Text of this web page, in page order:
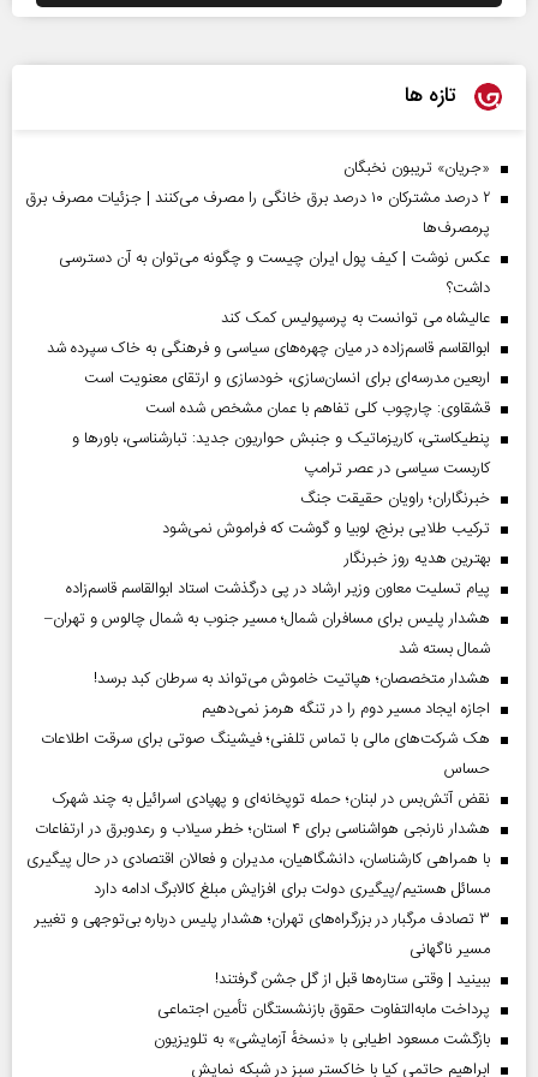
تازه ها
«جریان» تریبون نخبگان
۲ درصد مشترکان ۱۰ درصد برق خانگی را مصرف می‌کنند | جزئیات مصرف برق
پرمصرف‌ها
عکس نوشت | کیف پول ایران چیست و چگونه می‌توان به آن دسترسی
داشت؟
عالیشاه می توانست به پرسپولیس کمک کند
ابوالقاسم قاسم‌زاده در میان چهره‌های سیاسی و فرهنگی به خاک سپرده شد
اربعین مدرسه‌ای برای انسان‌سازی، خودسازی و ارتقای معنویت است
قشقاوی: چارچوب کلی تفاهم با عمان مشخص شده است
پنطیکاستی، کاریزماتیک و جنبش حواریون جدید: تبارشناسی، باور‌ها و
کاربست سیاسی در عصر ترامپ
خبرنگاران؛ راویان حقیقت جنگ
ترکیب طلایی برنج، لوبیا و گوشت که فراموش نمی‌شود
بهترین هدیه روز خبرنگار
پیام تسلیت معاون وزیر ارشاد در پی درگذشت استاد ابوالقاسم قاسم‌زاده
هشدار پلیس برای مسافران شمال؛ مسیر جنوب به شمال چالوس و تهران–
شمال بسته شد
هشدار متخصصان؛ هپاتیت خاموش می‌تواند به سرطان کبد برسد!
اجازه ایجاد مسیر دوم را در تنگه هرمز نمی‌دهیم
هک شرکت‌های مالی با تماس تلفنی؛ فیشینگ صوتی برای سرقت اطلاعات
حساس
نقض آتش‌بس در لبنان؛ حمله توپخانه‌ای و پهپادی اسرائیل به چند شهرک
هشدار نارنجی هواشناسی برای ۴ استان؛ خطر سیلاب و رعدوبرق در ارتفاعات
با همراهی کارشناسان، دانشگاهیان، مدیران و فعالان اقتصادی در حال پیگیری
مسائل هستیم/پیگیری دولت برای افزایش مبلغ کالابرگ ادامه دارد
۳ تصادف مرگبار در بزرگراه‌های تهران؛ هشدار پلیس درباره بی‌توجهی و تغییر
مسیر ناگهانی
ببینید | وقتی ستاره‌ها قبل از گل جشن گرفتند!
پرداخت مابه‌التفاوت حقوق بازنشستگان تأمین اجتماعی
بازگشت مسعود اطیابی با «نسخهٔ آزمایشی» به تلویزیون
ابراهیم حاتمی کیا با خاکستر سبز در شبکه نمایش